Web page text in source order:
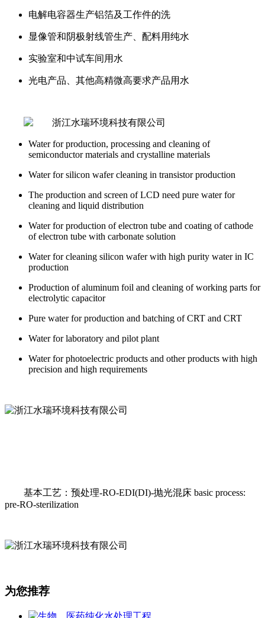
电解电容器生产铝箔及工作件的洗
显像管和阴极射线管生产、配料用纯水
实验室和中试车间用水
光电产品、其他高精微高要求产品用水
Water for production, processing and cleaning of
semiconductor materials and crystalline materials
Water for silicon wafer cleaning in transistor production
The production and screen of LCD need pure water for
cleaning and liquid distribution
Water for production of electron tube and coating of cathode
of electron tube with carbonate solution
Water for cleaning silicon wafer with high purity water in IC
production
Production of aluminum foil and cleaning of working parts for
electrolytic capacitor
Pure water for production and batching of CRT and CRT
Water for laboratory and pilot plant
Water for photoelectric products and other products with high
precision and high requirements
基本工艺：预处理-RO-EDI(DI)-抛光混床 basic process:
pre-RO-sterilization
为您推荐